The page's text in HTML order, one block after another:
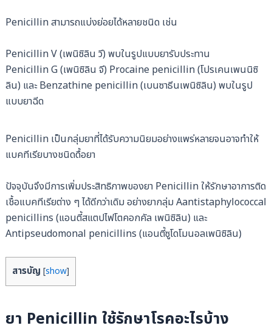
Penicillin สามารถแบ่งย่อยได้หลายชนิด เช่น
Penicillin V (เพนิซิลิน วี) พบในรูปแบบยารับประทาน
Penicillin G (เพนิซิลิน จี) Procaine penicillin (โปรเคนเพนนิซิ
ลิน) และ Benzathine penicillin (เบนซาธีนเพนิซิลิน) พบในรูป
แบบยาฉีด
Penicillin เป็นกลุ่มยาที่ได้รับความนิยมอย่างแพร่หลายจนอาจทำให้
แบคทีเรียบางชนิดดื้อยา
ปัจจุบันจึงมีการเพิ่มประสิทธิภาพของยา Penicillin ให้รักษาอาการติด
เชื้อแบคทีเรียต่าง ๆ ได้ดีกว่าเดิม อย่างยากลุ่ม Aantistaphylococcal
penicillins (แอนตี้สแตปไฟโตคอกคัล เพนิซิลิน) และ
Antipseudomonal penicillins (แอนตี้ซูโดโมนอลเพนิซิลิน)
สารบัญ [show]
ยา Penicillin ใช้รักษาโรคอะไรบ้าง